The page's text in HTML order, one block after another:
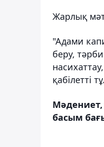
Жарлық
"Адами
беру,
қабілетті
Мәдениет,
басым